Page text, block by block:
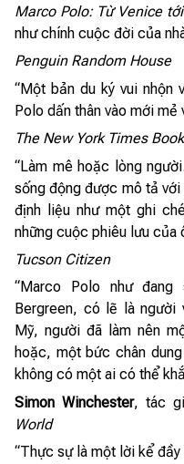
Marco Polo: Từ Venice
như chính cuộc đời của
Penguin Random House
“Một bản du ký vui
Polo dấn thân vào mới mẻ
The New York Times
“Làm mê hoặc lòng
sống động được mô tả
định liệu như một ghi
những cuộc phiêu lưu của
Tucson Citizen
“Marco Polo như đang
Bergreen, có lẽ là
Mỹ, người đã làm nên
hoặc, một bức chân
không có một ai có thể
Simon Winchester, tác
World
“Thực sự là một lời kể